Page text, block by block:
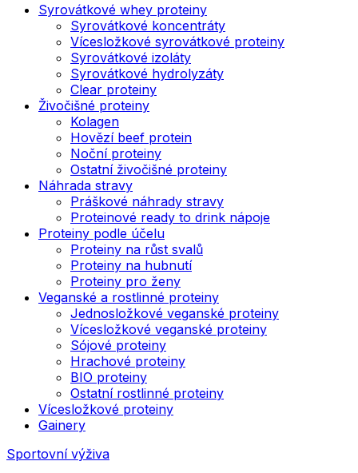
Syrovátkové whey proteiny
Syrovátkové koncentráty
Vícesložkové syrovátkové proteiny
Syrovátkové izoláty
Syrovátkové hydrolyzáty
Clear proteiny
Živočišné proteiny
Kolagen
Hovězí beef protein
Noční proteiny
Ostatní živočišné proteiny
Náhrada stravy
Práškové náhrady stravy
Proteinové ready to drink nápoje
Proteiny podle účelu
Proteiny na růst svalů
Proteiny na hubnutí
Proteiny pro ženy
Veganské a rostlinné proteiny
Jednosložkové veganské proteiny
Vícesložkové veganské proteiny
Sójové proteiny
Hrachové proteiny
BIO proteiny
Ostatní rostlinné proteiny
Vícesložkové proteiny
Gainery
Sportovní výživa